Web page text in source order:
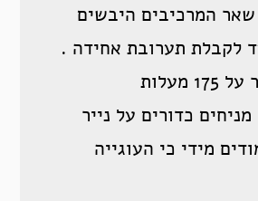
המרכיבים היבשים
לקבלת תערובת אחידה .
כדורים על נייר
מידי כי העוגייה